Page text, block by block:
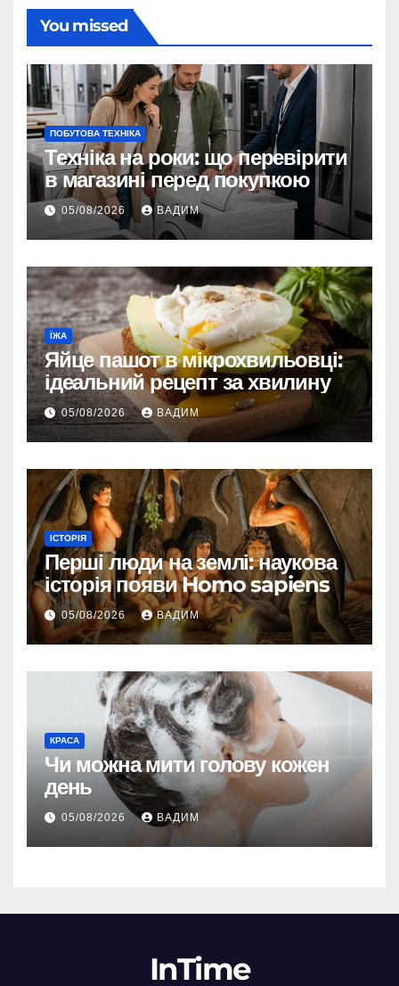
You missed
ПОБУТОВА ТЕХНІКА
Техніка на роки: що перевірити
в магазині перед покупкою
05/08/2026 ВАДИМ
ЇЖА
Яйце пашот в мікрохвильовці:
ідеальний рецепт за хвилину
05/08/2026 ВАДИМ
ІСТОРІЯ
Перші люди на землі: наукова
історія появи Homo sapiens
05/08/2026 ВАДИМ
КРАСА
Чи можна мити голову кожен
день
05/08/2026 ВАДИМ
InTime